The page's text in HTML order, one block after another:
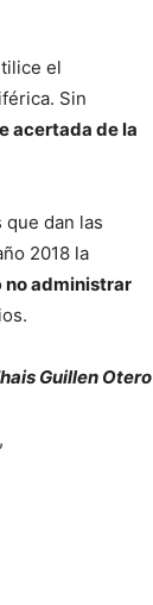
el
Sin
acertada de la
dan las
2018 la
no administrar
Guillen Otero
,